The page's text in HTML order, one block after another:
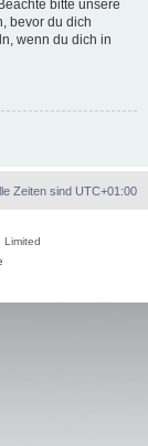
bitte unsere
bevor du dich
wenn du dich in
Zeiten sind UTC+01:00
Limited